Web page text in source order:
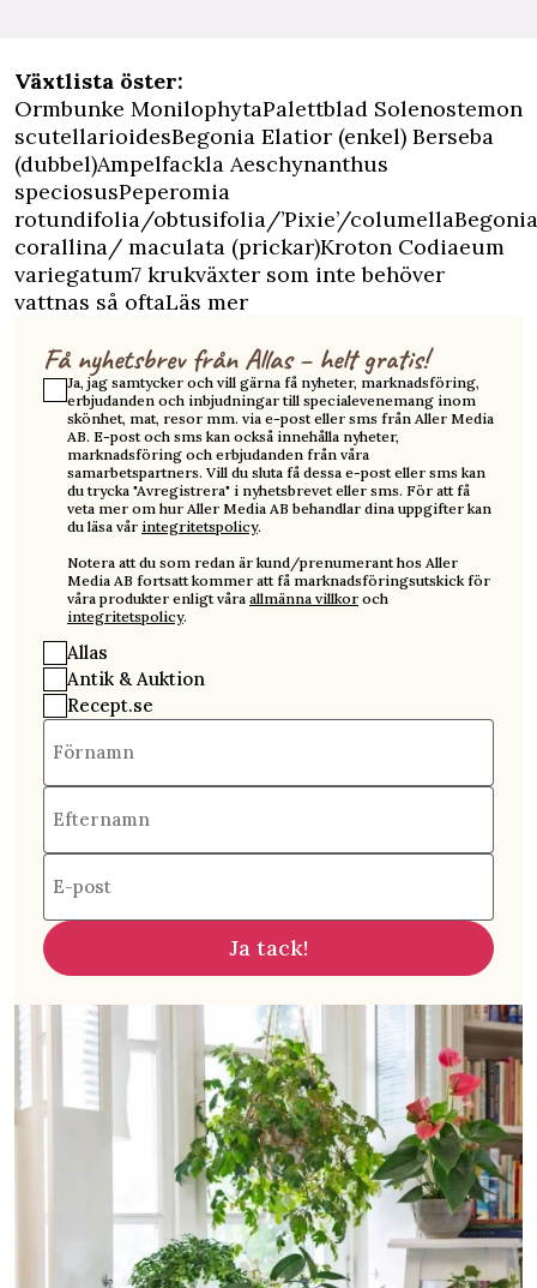
Växtlista öster:
Ormbunke MonilophytaPalettblad Solenostemon
scutellarioidesBegonia Elatior (enkel) Berseba
(dubbel)Ampelfackla Aeschynanthus
speciosusPeperomia
rotundifolia/obtusifolia/’Pixie’/columellaBegonia
corallina/ maculata (prickar)Kroton Codiaeum
variegatum7 krukväxter som inte behöver
vattnas så oftaLäs mer
Få nyhetsbrev från Allas – helt gratis!
Ja, jag samtycker och vill gärna få nyheter, marknadsföring,
erbjudanden och inbjudningar till specialevenemang inom
skönhet, mat, resor mm. via e-post eller sms från Aller Media
AB. E-post och sms kan också innehålla nyheter,
marknadsföring och erbjudanden från våra
samarbetspartners. Vill du sluta få dessa e-post eller sms kan
du trycka "Avregistrera" i nyhetsbrevet eller sms. För att få
veta mer om hur Aller Media AB behandlar dina uppgifter kan
du läsa vår integritetspolicy.
Notera att du som redan är kund/prenumerant hos Aller
Media AB fortsatt kommer att få marknadsföringsutskick för
våra produkter enligt våra allmänna villkor och
integritetspolicy.
Allas
Antik & Auktion
Recept.se
Förnamn
Efternamn
E-post
Ja tack!